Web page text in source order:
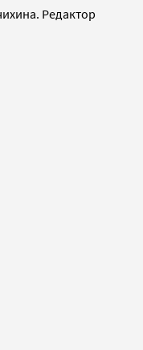
Редактор